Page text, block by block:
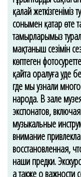
қалай
сонымен қатар өте
тамырларымыз
мақтаныш сезімін
көптеген
қайта оралуға уәде
где мы узнали
народа. В зале
экспонатов,
музыкальные
внимание
восстановленная,
наши предки.
а также о важности